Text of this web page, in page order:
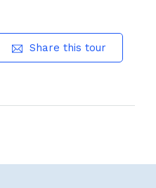
Share this tour